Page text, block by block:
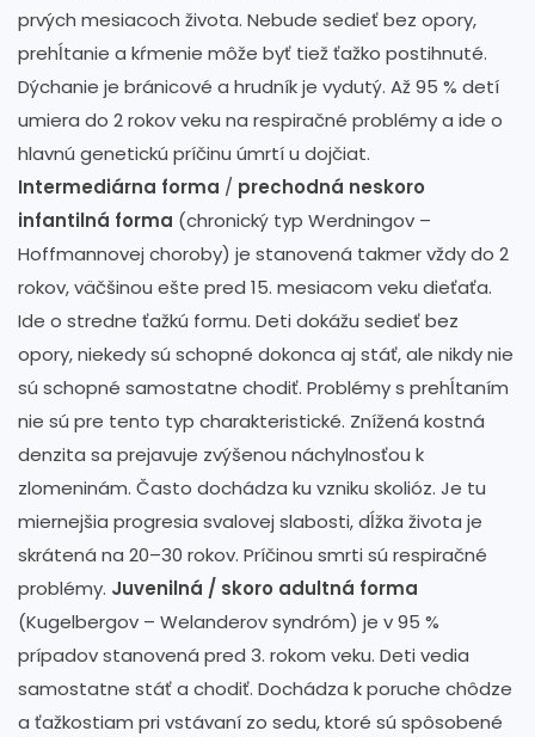
prvých mesiacoch života. Nebude sedieť bez opory,
prehĺtanie a kŕmenie môže byť tiež ťažko postihnuté.
Dýchanie je bránicové a hrudník je vydutý. Až 95 % detí
umiera do 2 rokov veku na respiračné problémy a ide o
hlavnú genetickú príčinu úmrtí u dojčiat.
Intermediárna forma / prechodná neskoro
infantilná forma (chronický typ Werdningov –
Hoffmannovej choroby) je stanovená takmer vždy do 2
rokov, väčšinou ešte pred 15. mesiacom veku dieťaťa.
Ide o stredne ťažkú formu. Deti dokážu sedieť bez
opory, niekedy sú schopné dokonca aj stáť, ale nikdy nie
sú schopné samostatne chodiť. Problémy s prehĺtaním
nie sú pre tento typ charakteristické. Znížená kostná
denzita sa prejavuje zvýšenou náchylnosťou k
zlomeninám. Často dochádza ku vzniku skolióz. Je tu
miernejšia progresia svalovej slabosti, dĺžka života je
skrátená na 20–30 rokov. Príčinou smrti sú respiračné
problémy. Juvenilná / skoro adultná forma
(Kugelbergov – Welanderov syndróm) je v 95 %
prípadov stanovená pred 3. rokom veku. Deti vedia
samostatne stáť a chodiť. Dochádza k poruche chôdze
a ťažkostiam pri vstávaní zo sedu, ktoré sú spôsobené